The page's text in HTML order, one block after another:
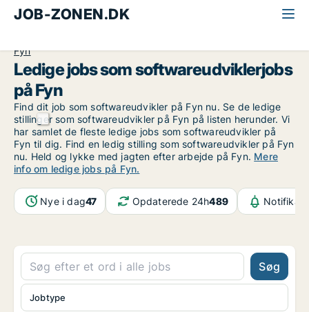
JOB-ZONEN.DK
Fyn
Ledige jobs som softwareudviklerjobs
på Fyn
Find dit job som softwareudvikler på Fyn nu. Se de ledige
stillinger som softwareudvikler på Fyn på listen herunder. Vi
har samlet de fleste ledige jobs som softwareudvikler på
Fyn til dig. Find en ledig stilling som softwareudvikler på Fyn
nu. Held og lykke med jagten efter arbejde på Fyn. Mere
info om ledige jobs på Fyn.
Nye i dag47 Opdaterede 24h489
Søg
Jobtype